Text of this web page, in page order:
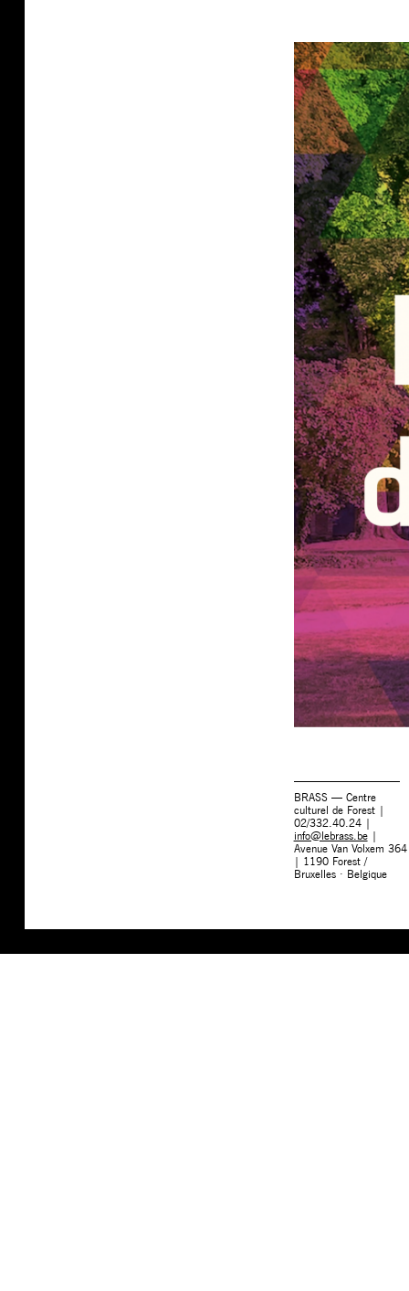
BRASS — Centre
culturel de Forest |
02/332.40.24 |
info@lebrass.be|
Avenue Van Volxem 364
| 1190 Forest /
Bruxelles · Belgique